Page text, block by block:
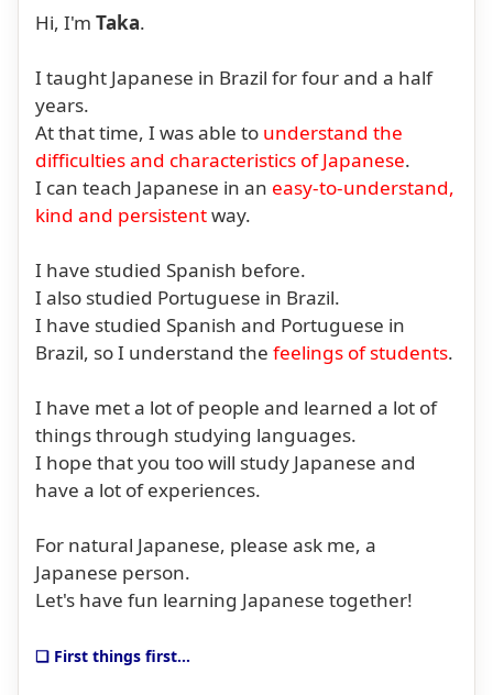
Hi, I'm Taka.
I taught Japanese in Brazil for four and a half
years.
At that time, I was able to understand the
difficulties and characteristics of Japanese.
I can teach Japanese in an easy-to-understand,
kind and persistentway.
I have studied Spanish before.
I also studied Portuguese in Brazil.
I have studied Spanish and Portuguese in
Brazil, so I understand the feelings of students.
I have met a lot of people and learned a lot of
things through studying languages.
I hope that you too will study Japanese and
have a lot of experiences.
For natural Japanese, please ask me, a
Japanese person.
Let's have fun learning Japanese together!
❏ First things first...